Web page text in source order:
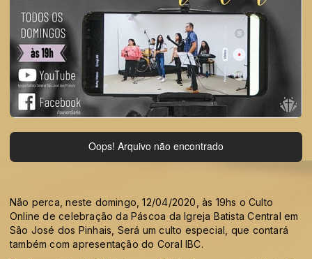
Não perca, neste domingo, 12/04/2020, às 19hs o Culto
Online de celebração da Páscoa da Igreja Batista Central em
São José dos Pinhais, Será um culto especial, que contará
também com apresentação do Coral IBC.